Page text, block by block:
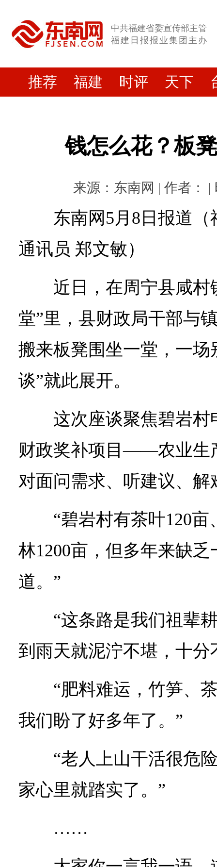
中共福建省委宣传部主管
福建日报报业集团主办
推荐 福建 时评 天下
钱怎么花？板
来源：东南网 | 作者： |
东南网5月8日报道（
通讯员 郑文敏）
近日，在周宁县咸村
堂”里，县财政局干部与
搬来板凳围坐一堂，一场
谈”就此展开。
这次座谈聚焦碧岩
财政奖补项目——农业生
对面问需求、听建议、解
“碧岩村有茶叶120
林1200亩，但多年来缺
道。”
“这条路是我们祖辈
到雨天就泥泞不堪，十分
“肥料难运，竹笋、
我们盼了好多年了。”
“老人上山干活很危
家心里就踏实了。”
……